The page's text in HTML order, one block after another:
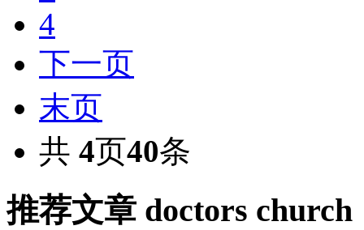
4
下一页
末页
共 4页40条
推荐文章 doctors church